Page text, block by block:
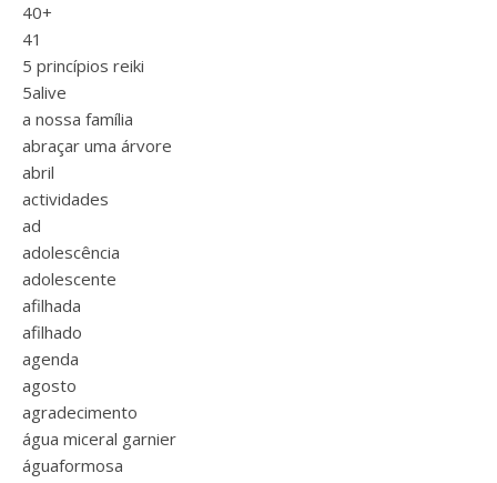
40+
41
5 princípios reiki
5alive
a nossa família
abraçar uma árvore
abril
actividades
ad
adolescência
adolescente
afilhada
afilhado
agenda
agosto
agradecimento
água miceral garnier
águaformosa